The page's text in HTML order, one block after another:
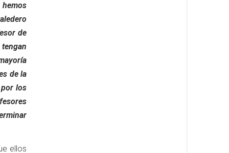
hemos
de
de la
por los
ellos